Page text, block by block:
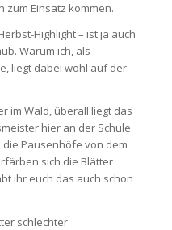
zum Einsatz kommen.
Highlight – ist ja auch
Warum ich, als
liegt dabei wohl auf der
im Wald, überall liegt das
hier an der Schule
Pausenhöfe von dem
sich die Blätter
ihr euch das auch schon
schlechter